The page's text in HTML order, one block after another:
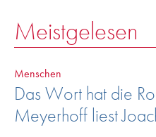
Meistgelesen
Menschen
Das Wort hat die
Meyerhoff liest